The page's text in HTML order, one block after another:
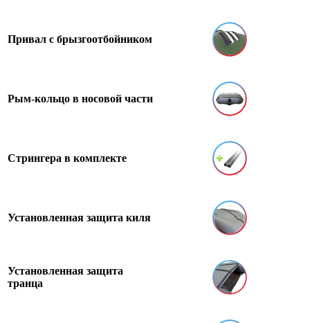
Привал с брызгоотбойником
Рым-кольцо в носовой части
Стрингера в комплекте
Установленная защита киля
Установленная защита
транца